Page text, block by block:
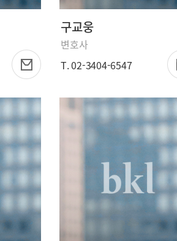
구교웅
변호사
T. 02-3404-6547